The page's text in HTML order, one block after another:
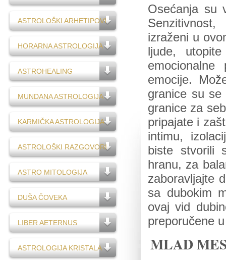
ASTROLOŠKI ARHETIPOVI
HORARNA ASTROLOGIJA
ASTROHEALING
MUNDANA ASTROLOGIJA
KARMIČKA ASTROLOGIJA
ASTROLOŠKI RAZGOVORI
ASTRO MITOLOGIJA
DUŠA ČOVEKA
LIBER AETERNUS
ASTROLOGIJA KRISTALA
Osećanja su
izraženi u
ljude,
emocije.
granice su
granice za
pripajate i
intimu,
biste stvorili
hranu, za
zaboravljajte
sa dubokim
ovaj vid
preporučene
MLAD